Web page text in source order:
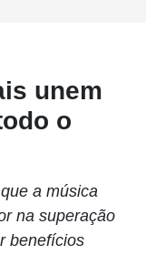
unem
o
a música
na superação
benefícios